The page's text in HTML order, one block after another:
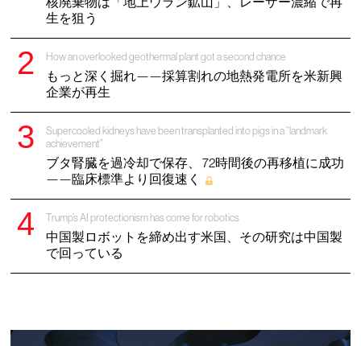
生を狙う
How an overlooked geothermal plant got a second chance
もっと深く掘れ——採算割れの地熱発電所を米新興
企業が再生
Supercooled kidneys have been transplanted into pigs in a “landmark
achievement”
ブタ腎臓を過冷却で保存、 72時間後の再移植に成功
——臨床標準より回復速く
Trump’s AI protectionism has come for robotics
中国製ロボットを締め出す米国、その研究は中国製
で回っている